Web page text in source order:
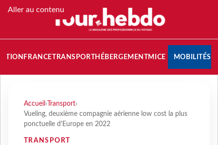
Aller au contenu
FRANCETRANSPORT HÉBERGEMENTMICE MOBILITÉS
Accueil › Transport›
Vueling, deuxième compagnie aérienne low cost la plus
ponctuelle d'Europe en 2022
TRANSPORT